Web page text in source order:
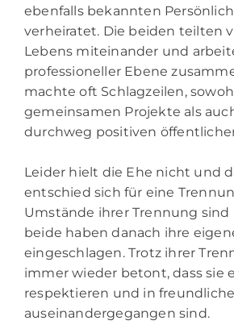
ebenfalls bekannten
verheiratet. Die beiden teilten
Lebens miteinander und
professioneller Ebene
machte oft Schlagzeilen,
gemeinsamen Projekte als
durchweg positiven
Leider hielt die Ehe nicht und
entschied sich für eine
Umstände ihrer Trennung sind
beide haben danach ihre
eingeschlagen. Trotz ihrer
immer wieder betont, dass sie
respektieren und in
auseinandergegangen sind.